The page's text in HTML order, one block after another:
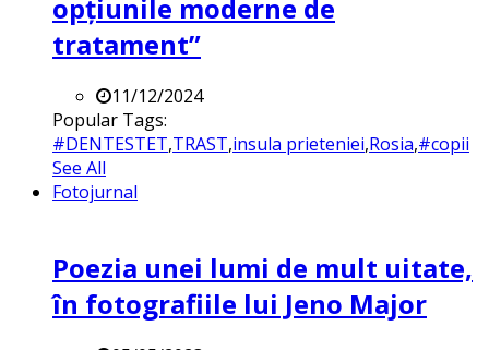
opțiunile moderne de
tratament”
11/12/2024
Popular Tags:
#DENTESTET,TRAST,insula prieteniei,Rosia,#copii
See All
Fotojurnal
Poezia unei lumi de mult uitate,
în fotografiile lui Jeno Major